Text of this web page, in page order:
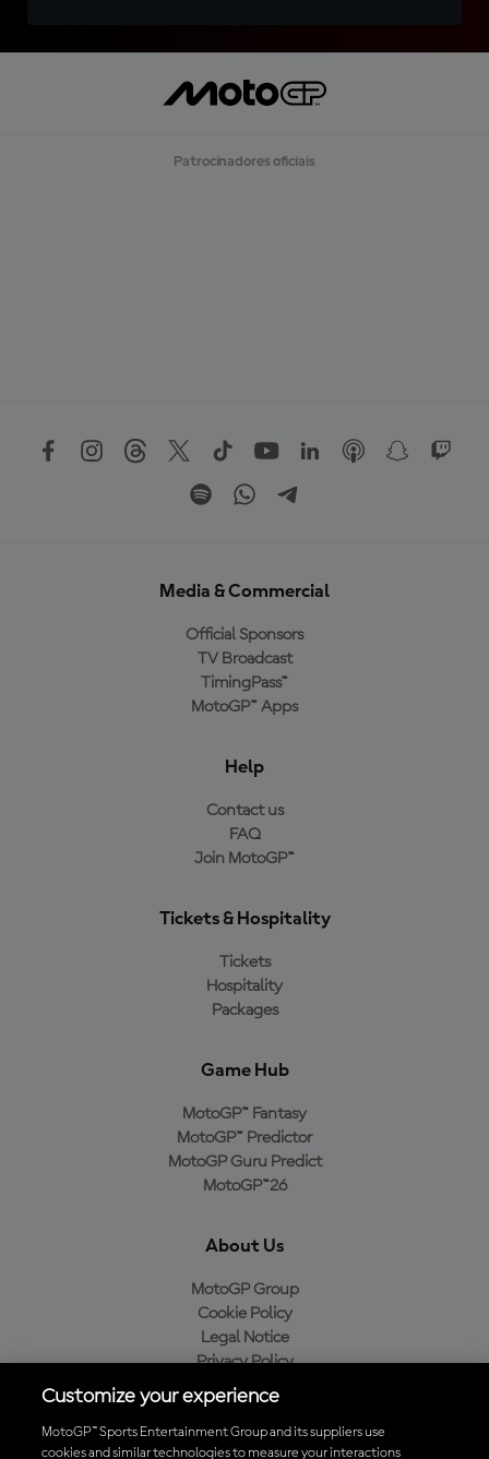
Patrocinadores oficiais
Media & Commercial
Official Sponsors
TV Broadcast
TimingPass™
MotoGP™ Apps
Help
Contact us
FAQ
Join MotoGP™
Tickets & Hospitality
Tickets
Hospitality
Packages
Game Hub
MotoGP™ Fantasy
MotoGP™ Predictor
MotoGP Guru Predict
MotoGP™26
About Us
MotoGP Group
Cookie Policy
Legal Notice
Privacy Policy
Purchase Policy
Customize your experience
MotoGP™ Sports Entertainment Group and its suppliers use
cookies and similar technologies to measure your interactions